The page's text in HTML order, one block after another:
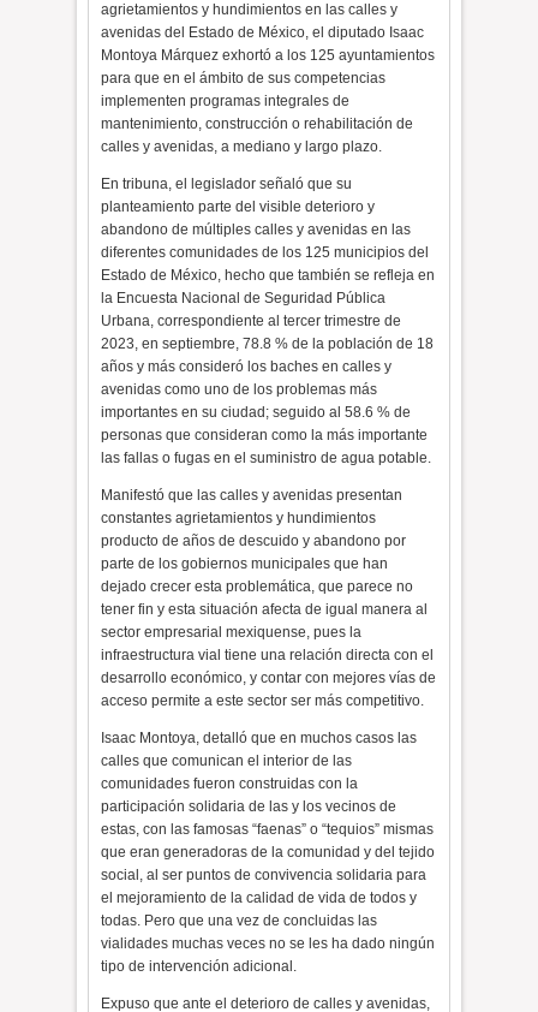
agrietamientos y hundimientos en las calles y
avenidas del Estado de México, el diputado Isaac
Montoya Márquez exhortó a los 125 ayuntamientos
para que en el ámbito de sus competencias
implementen programas integrales de
mantenimiento, construcción o rehabilitación de
calles y avenidas, a mediano y largo plazo.
En tribuna, el legislador señaló que su
planteamiento parte del visible deterioro y
abandono de múltiples calles y avenidas en las
diferentes comunidades de los 125 municipios del
Estado de México, hecho que también se refleja en
la Encuesta Nacional de Seguridad Pública
Urbana, correspondiente al tercer trimestre de
2023, en septiembre, 78.8 % de la población de 18
años y más consideró los baches en calles y
avenidas como uno de los problemas más
importantes en su ciudad; seguido al 58.6 % de
personas que consideran como la más importante
las fallas o fugas en el suministro de agua potable.
Manifestó que las calles y avenidas presentan
constantes agrietamientos y hundimientos
producto de años de descuido y abandono por
parte de los gobiernos municipales que han
dejado crecer esta problemática, que parece no
tener fin y esta situación afecta de igual manera al
sector empresarial mexiquense, pues la
infraestructura vial tiene una relación directa con el
desarrollo económico, y contar con mejores vías de
acceso permite a este sector ser más competitivo.
Isaac Montoya, detalló que en muchos casos las
calles que comunican el interior de las
comunidades fueron construidas con la
participación solidaria de las y los vecinos de
estas, con las famosas “faenas” o “tequios” mismas
que eran generadoras de la comunidad y del tejido
social, al ser puntos de convivencia solidaria para
el mejoramiento de la calidad de vida de todos y
todas. Pero que una vez de concluidas las
vialidades muchas veces no se les ha dado ningún
tipo de intervención adicional.
Expuso que ante el deterioro de calles y avenidas,